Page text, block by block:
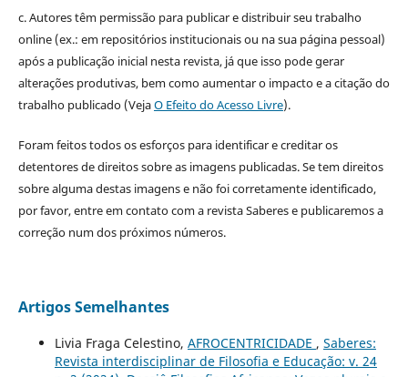
c. Autores têm permissão para publicar e distribuir seu trabalho
online (ex.: em repositórios institucionais ou na sua página pessoal)
após a publicação inicial nesta revista, já que isso pode gerar
alterações produtivas, bem como aumentar o impacto e a citação do
trabalho publicado (VejaO Efeito do Acesso Livre).
Foram feitos todos os esforços para identificar e creditar os
detentores de direitos sobre as imagens publicadas. Se tem direitos
sobre alguma destas imagens e não foi corretamente identificado,
por favor, entre em contato com a revista Saberes e publicaremos a
correção num dos próximos números.
Artigos Semelhantes
Livia Fraga Celestino, AFROCENTRICIDADE , Saberes:
Revista interdisciplinar de Filosofia e Educação: v. 24